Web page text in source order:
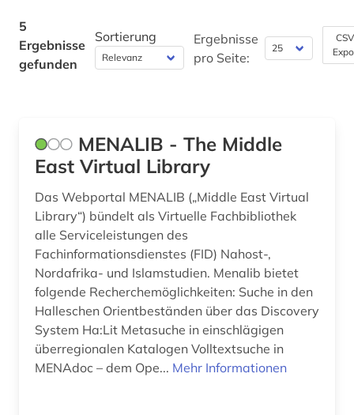
Theologie und Religionswissenschaften (4)
Wissenschaftskunde, Forschung, Hochschul-,
Museumswesen (0)
5
Ergebnisse
gefunden
Sortierung
Ergebnisse
pro Seite:
MENALIB - The Middle
East Virtual Library
Das Webportal MENALIB („Middle East Virtual
Library“) bündelt als Virtuelle Fachbibliothek
alle Serviceleistungen des
Fachinformationsdienstes (FID) Nahost-,
Nordafrika- und Islamstudien. Menalib bietet
folgende Recherchemöglichkeiten: Suche in den
Halleschen Orientbeständen über das Discovery
System Ha:Lit Metasuche in einschlägigen
überregionalen Katalogen Volltextsuche in
MENAdoc – dem Ope... Mehr Informationen